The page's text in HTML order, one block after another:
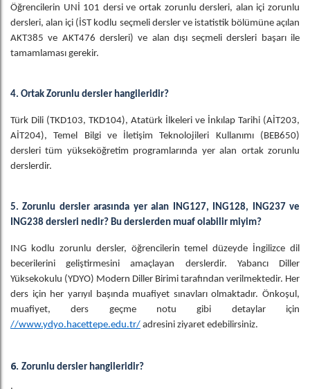
Öğrencilerin UNİ 101 dersi ve ortak zorunlu dersleri, alan içi zorunlu
dersleri, alan içi (İST kodlu seçmeli dersler ve istatistik bölümüne açılan
AKT385 ve AKT476 dersleri) ve alan dışı seçmeli dersleri başarı ile
tamamlaması gerekir.
4. Ortak Zorunlu dersler hangileridir?
Türk Dili (TKD103, TKD104), Atatürk İlkeleri ve İnkılap Tarihi (AİT203,
AİT204), Temel Bilgi ve İletişim Teknolojileri Kullanımı (BEB650)
dersleri tüm yükseköğretim programlarında yer alan ortak zorunlu
derslerdir.
5. Zorunlu dersler arasında yer alan ING127, ING128, ING237 ve
ING238 dersleri nedir? Bu derslerden muaf olabilir miyim?
ING kodlu zorunlu dersler, öğrencilerin temel düzeyde İngilizce dil
becerilerini geliştirmesini amaçlayan derslerdir. Yabancı Diller
Yüksekokulu (YDYO) Modern Diller Birimi tarafından verilmektedir. Her
ders için her yarıyıl başında muafiyet sınavları olmaktadır. Önkoşul,
muafiyet, ders geçme notu gibi detaylar için
//www.ydyo.hacettepe.edu.tr/ adresini ziyaret edebilirsiniz.
6. Zorunlu dersler hangileridir?